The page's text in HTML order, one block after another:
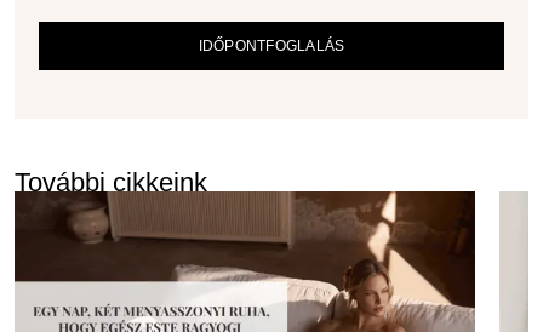
IDŐPONTFOGLALÁS
További cikkeink